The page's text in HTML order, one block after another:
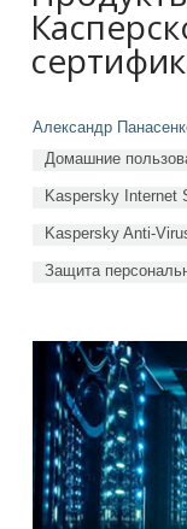
Александр
Домашние
Kaspersky Internet
Kaspersky Anti-
Защита